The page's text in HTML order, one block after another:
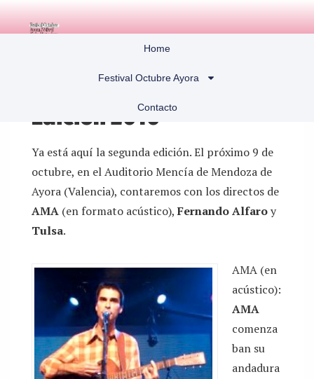
Home
Festival Octubre Ayora
Contacto
Edición 2010
Ya está aquí la segunda edición. El próximo 9 de
octubre, en el Auditorio Mencía de Mendoza de
Ayora (Valencia), contaremos con los directos de
AMA (en formato acústico), Fernando Alfaroy
Tulsa.
AMA (en
acústico):
AMA
comenza
ban su
andadura